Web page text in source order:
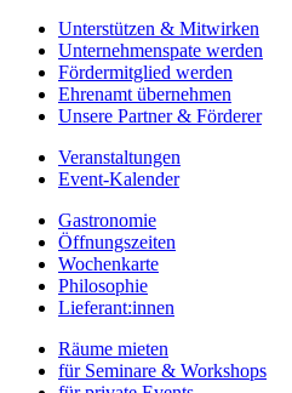
Unterstützen & Mitwirken
Unternehmenspate werden
Fördermitglied werden
Ehrenamt übernehmen
Unsere Partner & Förderer
Veranstaltungen
Event-Kalender
Gastronomie
Öffnungszeiten
Wochenkarte
Philosophie
Lieferant:innen
Räume mieten
für Seminare & Workshops